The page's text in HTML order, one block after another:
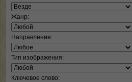
Жанр:
Направление:
Тип изображения:
Ключевое слово: